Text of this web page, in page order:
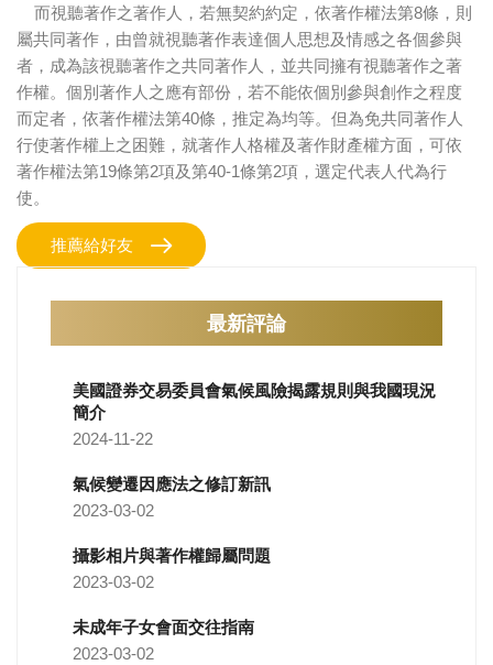
而視聽著作之著作人，若無契約約定，依著作權法第8條，則
屬共同著作，由曾就視聽著作表達個人思想及情感之各個參與
者，成為該視聽著作之共同著作人，並共同擁有視聽著作之著
作權。個別著作人之應有部份，若不能依個別參與創作之程度
而定者，依著作權法第40條，推定為均等。但為免共同著作人
行使著作權上之困難，就著作人格權及著作財產權方面，可依
著作權法第19條第2項及第40-1條第2項，選定代表人代為行
使。
推薦給好友
最新評論
美國證券交易委員會氣候風險揭露規則與我國現況
簡介
2024-11-22
氣候變遷因應法之修訂新訊
2023-03-02
攝影相片與著作權歸屬問題
2023-03-02
未成年子女會面交往指南
2023-03-02